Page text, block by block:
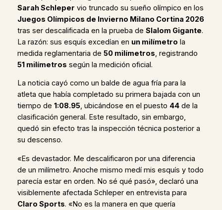
Sarah Schleper vio truncado su sueño olímpico en los
Juegos Olímpicos de Invierno Milano Cortina 2026
tras ser descalificada en la prueba de Slalom Gigante.
La razón: sus esquís excedían en un milímetro la
medida reglamentaria de 50 milímetros, registrando
51 milímetros según la medición oficial.
La noticia cayó como un balde de agua fría para la
atleta que había completado su primera bajada con un
tiempo de 1:08.95, ubicándose en el puesto 44de la
clasificación general. Este resultado, sin embargo,
quedó sin efecto tras la inspección técnica posterior a
su descenso.
«Es devastador. Me descalificaron por una diferencia
de un milímetro. Anoche mismo medí mis esquís y todo
parecía estar en orden. No sé qué pasó», declaró una
visiblemente afectada Schleper en entrevista para
Claro Sports. «No es la manera en que quería